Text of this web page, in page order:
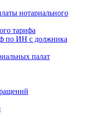
нотариального
тарифа
по ИН с должника
палат